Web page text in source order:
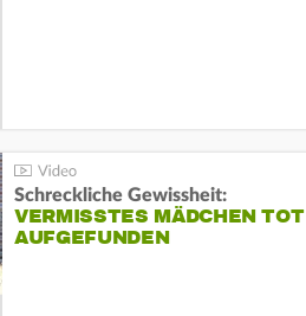
Schreckliche Gewissheit:
VERMISSTES MÄDCHEN TOT
AUFGEFUNDEN